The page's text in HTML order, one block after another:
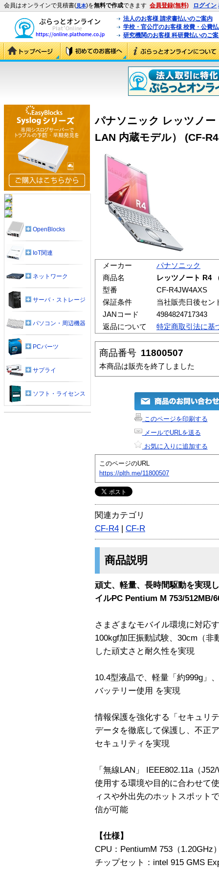
会員はオンラインで見積書(見本)を無料で作成できます 会員登録(無料) ログイン
法人のお客様 請求書払いのご案内
学校・官公庁のお客様 校費・公費
研究機関のお客様 科研費払いのご
パナソニック レッツノー
LAN 内蔵モデル） (CF-
メーカー
パナソニック
商品名
レッツノート R4
型番
CF-R4JW4AXS
保証条件
当社販売日後セン
JANコード
4984824717343
返品について
特定商取引法に基
商品番号 11800507
本商品は販売を終了しました
このページを印刷する
メールでURLを送る
お気に入りに追加する
このページのURL
https://plth.me/11800507
関連カテゴリ
CF-R4 | CF-R
商品説明
頑丈、軽量、長時間駆動を実現
イルPC Pentium M 753/512MB/
さまざまなモバイル環境に対応
100kgf加圧振動試験、30cm（
した頑丈さと耐久性を実現
10.4型液晶で、軽量「約999g」
バッテリー使用 を実現
情報保護を強化する「セキュリ
データを徹底して保護し、不正
セキュリティを実現
「無線LAN」 IEEE802.11a（
使用する環境や目的に合わせて
ィスや外出先のホットスポット
信が可能
【仕様】
CPU：PentiumM 753（1.20GHz
チップセット：intel 915 GMS
OpenBlocks
IoT関連
ネットワーク
サーバ・ストレージ
パソコン・周辺機器
PCパーツ
サプライ
ソフト・ライセンス